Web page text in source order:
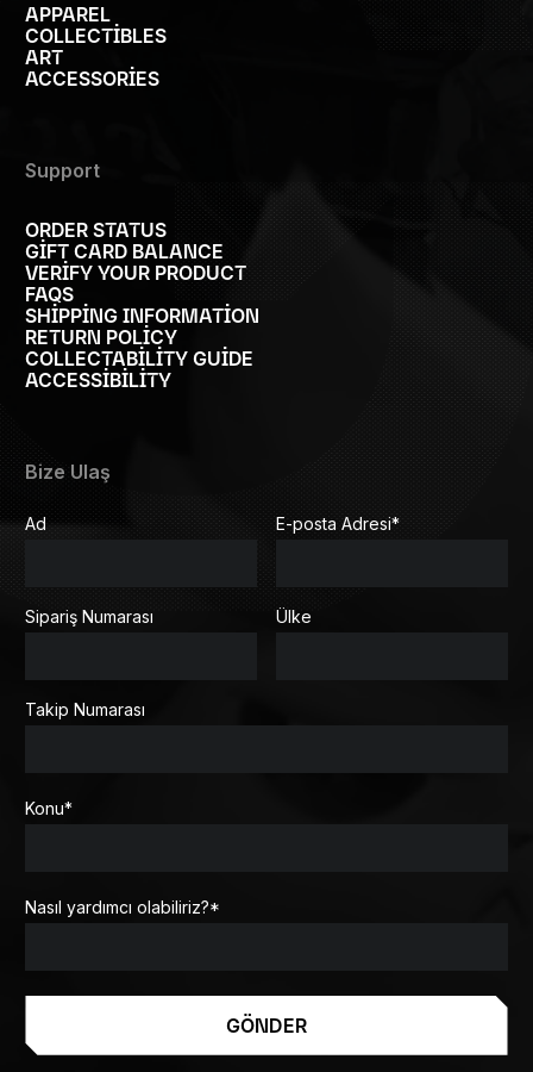
APPAREL
COLLECTIBLES
ART
ACCESSORIES
Support
ORDER STATUS
GIFT CARD BALANCE
VERIFY YOUR PRODUCT
FAQS
SHIPPING INFORMATION
RETURN POLICY
COLLECTABILITY GUIDE
ACCESSIBILITY
Bize Ulaş
Ad E-posta Adresi*
Sipariş Numarası Ülke
Takip Numarası
Konu*
Nasıl yardımcı olabiliriz?*
GÖNDER